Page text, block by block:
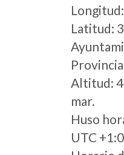
Latitud:
Altitud:
mar.
Huso
UTC